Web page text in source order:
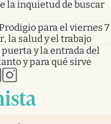
la inquietud de buscar
para el viernes 7
la salud y el trabajo
y la entrada del
y para qué sirve
pestañapestaña
en nueva pestaña
abre en nueva pestaña
abre en nueva pestaña